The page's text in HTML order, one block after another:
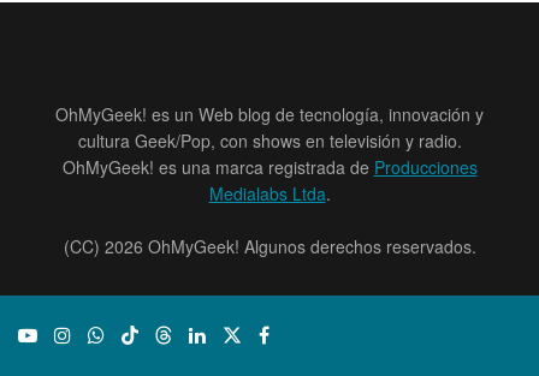
OhMyGeek! es un Web blog de tecnología, innovación y
cultura Geek/Pop, con shows en televisión y radio.
OhMyGeek! es una marca registrada de Producciones
Medialabs Ltda.
(CC) 2026 OhMyGeek! Algunos derechos reservados.